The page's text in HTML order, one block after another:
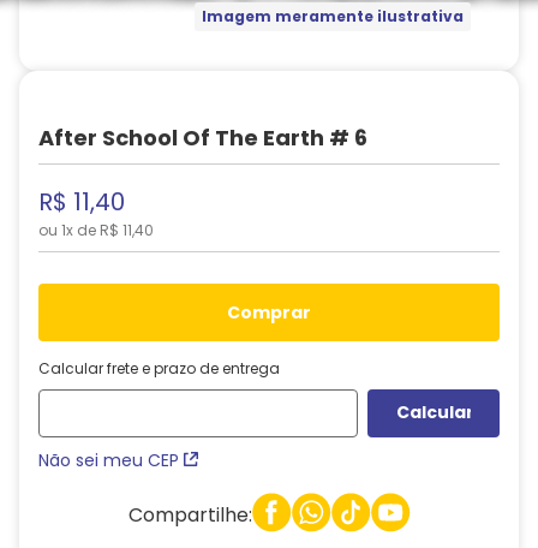
Imagem meramente ilustrativa
After School Of The Earth # 6
R$ 11,40
ou 1x de R$ 11,40
comprar
Calcular frete e prazo de entrega
Não sei meu CEP
Compartilhe: